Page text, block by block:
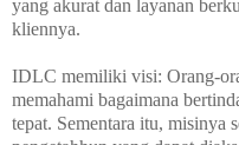
yang akurat dan layanan
kliennya.
IDLC memiliki visi: Orang-
memahami bagaimana
tepat. Sementara itu, misinya